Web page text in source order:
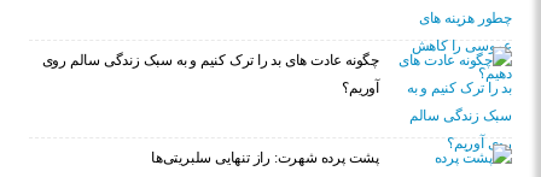
چگونه عادت‌ های بد را ترک کنیم و به سبک زندگی سالم روی
آوریم؟
پشت پرده شهرت: راز تنهایی سلبریتی‌ها